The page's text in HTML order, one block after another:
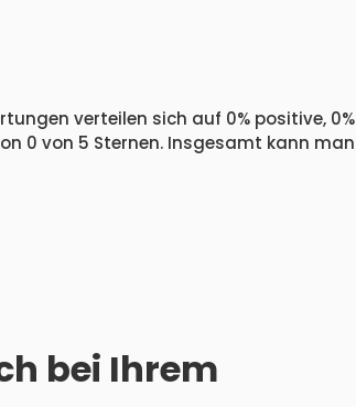
verteilen sich auf 0% positive, 0%
0 von 5 Sternen. Insgesamt kann man
bei Ihrem